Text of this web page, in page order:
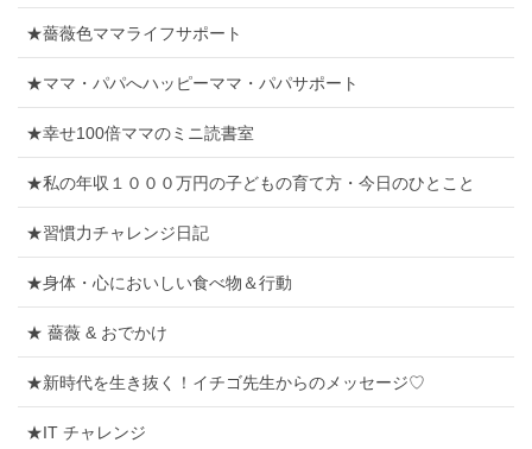
★薔薇色ママライフサポート
★ママ・パパへハッピーママ・パパサポート
★幸せ100倍ママのミニ読書室
★私の年収１０００万円の子どもの育て方・今日のひとこと
★習慣力チャレンジ日記
★身体・心においしい食べ物＆行動
★ 薔薇 & おでかけ
★新時代を生き抜く！イチゴ先生からのメッセージ♡
★IT チャレンジ